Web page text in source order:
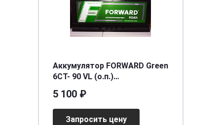
Аккумулятор FORWARD Green
6СТ- 90 VL (о.п.)
[L5]
5 100 ₽
Запросить цену